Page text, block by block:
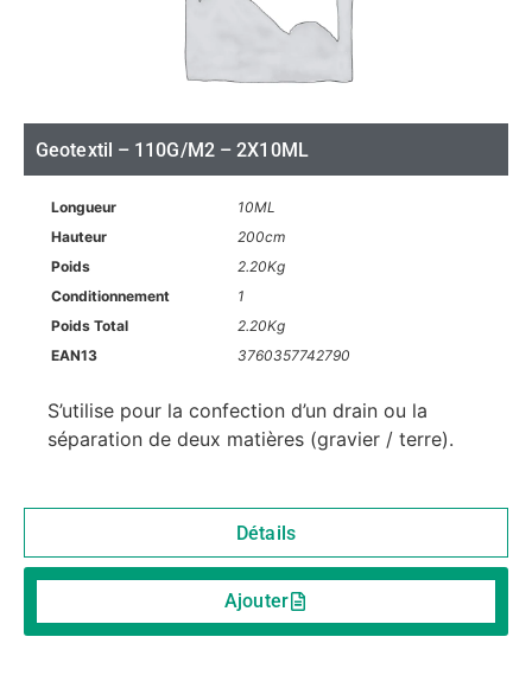
Geotextil – 110G/M2 – 2X10ML
Longueur
10ML
Hauteur
200cm
Poids
2.20Kg
Conditionnement
1
Poids Total
2.20Kg
EAN13
3760357742790
S’utilise pour la confection d’un drain ou la
séparation de deux matières (gravier / terre).
Détails
Ajouter